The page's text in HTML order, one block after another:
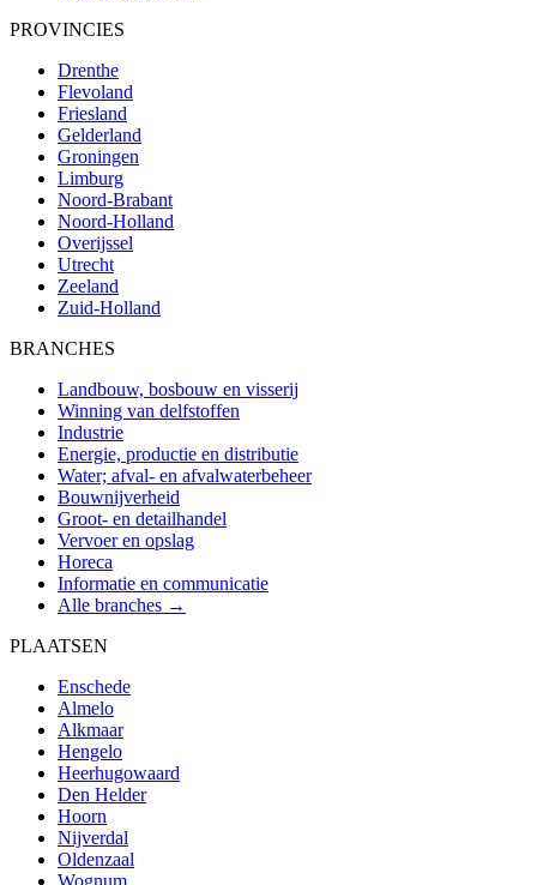
PROVINCIES
Drenthe
Flevoland
Friesland
Gelderland
Groningen
Limburg
Noord-Brabant
Noord-Holland
Overijssel
Utrecht
Zeeland
Zuid-Holland
BRANCHES
Landbouw, bosbouw en visserij
Winning van delfstoffen
Industrie
Energie, productie en distributie
Water; afval- en afvalwaterbeheer
Bouwnijverheid
Groot- en detailhandel
Vervoer en opslag
Horeca
Informatie en communicatie
Alle branches →
PLAATSEN
Enschede
Almelo
Alkmaar
Hengelo
Heerhugowaard
Den Helder
Hoorn
Nijverdal
Oldenzaal
Wognum